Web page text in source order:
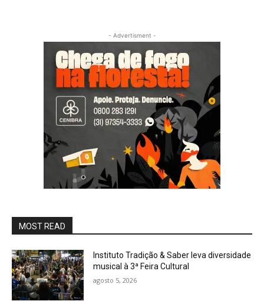
- Advertisment -
MOST READ
Instituto Tradição & Saber leva diversidade
musical à 3ª Feira Cultural
agosto 5, 2026